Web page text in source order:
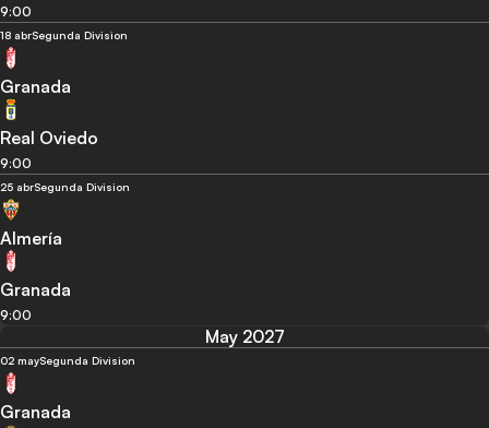
9:00
18 abrSegunda Division
Granada
Real Oviedo
9:00
25 abrSegunda Division
Almería
Granada
9:00
May 2027
02 maySegunda Division
Granada